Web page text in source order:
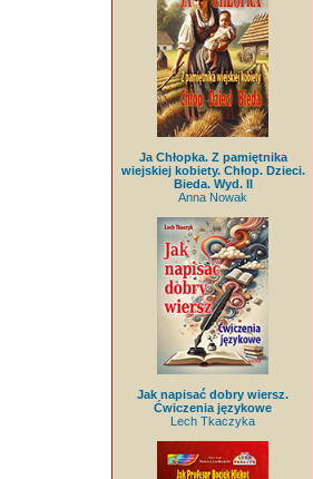
Ja Chłopka. Z pamiętnika
wiejskiej kobiety. Chłop. Dzieci.
Bieda. Wyd. II
Anna Nowak
Jak napisać dobry wiersz.
Ćwiczenia językowe
Lech Tkaczyka